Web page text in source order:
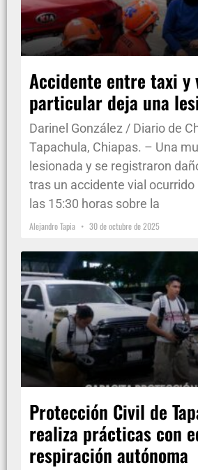
Accidente entre taxi y
particular deja una
Darinel González / Diario de
Tapachula, Chiapas. – Una
lesionada y se registraron
tras un accidente vial ocurrido
las 15:30 horas sobre la
Alejandro Tapia 30 de octubre de 2025
Protección Civil de
realiza prácticas con
respiración autónoma